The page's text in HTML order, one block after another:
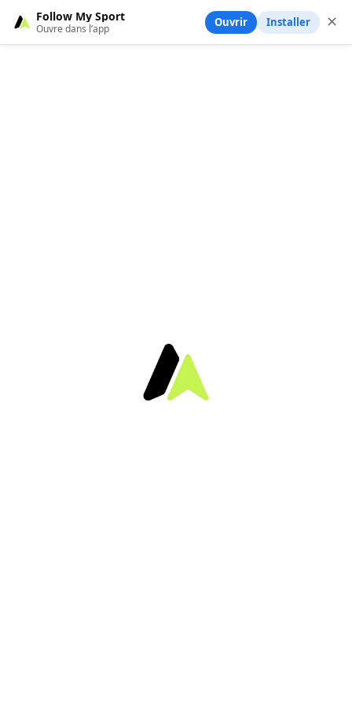
Follow My Sport
Ouvre dans l’app Ouvrir Installer ✕